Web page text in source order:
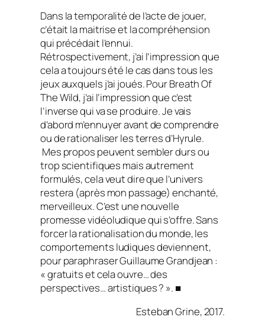
Dans la temporalité de l’acte de jouer,
c’était la maitrise et la compréhension
qui précédait l’ennui.
Rétrospectivement, j’ai l’impression que
cela a toujours été le cas dans tous les
jeux auxquels j’ai joués. PourBreath Of
The Wild, j’ai l’impression que c’est
l’inverse qui va se produire. Je vais
d’abord m’ennuyer avant de comprendre
ou de rationaliser les terres d’Hyrule.
Mes propos peuvent sembler durs ou
trop scientifiques mais autrement
formulés, cela veut dire que l’univers
restera (après mon passage) enchanté,
merveilleux. C’est une nouvelle
promesse vidéoludique qui s’offre. Sans
forcer la rationalisation du monde, les
comportements ludiques deviennent,
pour paraphraser Guillaume Grandjean :
« gratuits et cela ouvre… des
perspectives… artistiques ? ». ■
Esteban Grine, 2017.